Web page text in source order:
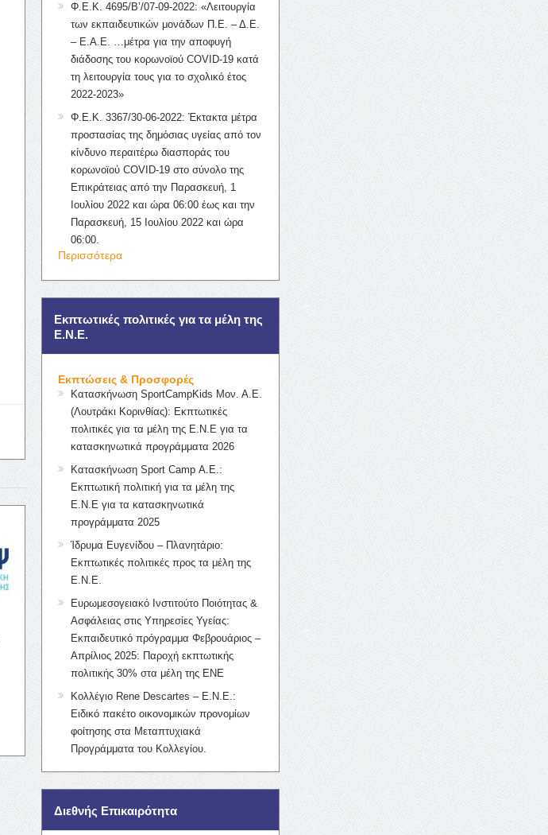
Φ.Ε.Κ. 4695/Β’/07-09-2022: «Λειτουργία
των εκπαιδευτικών μονάδων Π.Ε. – Δ.Ε.
– Ε.Α.Ε. …μέτρα για την αποφυγή
διάδοσης του κορωνοϊού COVID-19 κατά
τη λειτουργία τους για το σχολικό έτος
2022-2023»
Φ.Ε.Κ. 3367/30-06-2022: Έκτακτα μέτρα
προστασίας της δημόσιας υγείας από τον
κίνδυνο περαιτέρω διασποράς του
κορωνοϊού COVID-19 στο σύνολο της
Επικράτειας από την Παρασκευή, 1
Ιουλίου 2022 και ώρα 06:00 έως και την
Παρασκευή, 15 Ιουλίου 2022 και ώρα
06:00.
Περισσότερα
Εκπτωτικές πολιτικές για τα μέλη της
Ε.Ν.Ε.
Εκπτώσεις & Προσφορές
Κατασκήνωση SportCampKids Μον. Α.Ε.
(Λουτράκι Κορινθίας): Εκπτωτικές
πολιτικές για τα μέλη της Ε.Ν.Ε για τα
κατασκηνωτικά προγράμματα 2026
Κατασκήνωση Sport Camp Α.Ε.:
Εκπτωτική πολιτική για τα μέλη της
Ε.Ν.Ε για τα κατασκηνωτικά
προγράμματα 2025
Ίδρυμα Ευγενίδου – Πλανητάριο:
Εκπτωτικές πολιτικές προς τα μέλη της
Ε.Ν.Ε.
Ευρωμεσογειακό Ινστιτούτο Ποιότητας &
Ασφάλειας στις Υπηρεσίες Υγείας:
Εκπαιδευτικό πρόγραμμα Φεβρουάριος –
Απρίλιος 2025: Παροχή εκπτωτικής
πολιτικής 30% στα μέλη της ΕΝΕ
Κολλέγιο Rene Descartes – Ε.Ν.Ε.:
Ειδικό πακέτο οικονομικών προνομίων
φοίτησης στα Μεταπτυχιακά
Προγράμματα του Κολλεγίου.
Διεθνής Επικαιρότητα